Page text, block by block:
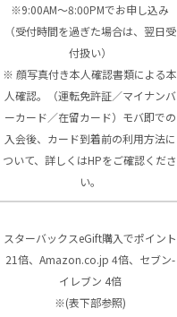
※9:00AM～8:00PMでお申し込み
（受付時間を過ぎた場合は、翌日受
付扱い）
※ 顔写真付き本人確認書類による本
人確認。（運転免許証／マイナンバ
ーカード／在留カード）モバ即での
入会後、カード到着前の利用方法に
ついて、詳しくはHPをご確認くださ
い。
スターバックスeGift購入でポイント
21倍、Amazon.co.jp 4倍、セブン-
イレブン 4倍
※(表下部参照)